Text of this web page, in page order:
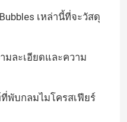
เหล่านี้ที่จะวัสดุ
มละเอียดและความ
พับกลมไมโครสเฟียร์